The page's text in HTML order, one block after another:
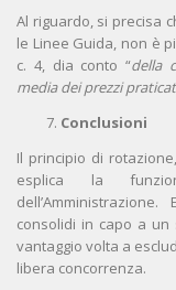
Al riguardo, si precisa
le Linee Guida, non è
c. 4, dia conto “della
media dei prezzi
Conclusioni
Il principio di
esplica la
consolidi in capo a
vantaggio volta a
libera concorrenza.